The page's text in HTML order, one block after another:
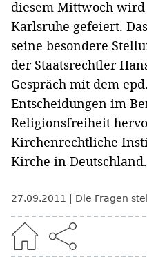
diesem Mittwoch
Karlsruhe gefeiert.
seine besondere
der Staatsrechtler
Gespräch mit dem
Entscheidungen im
Religionsfreiheit
Kirchenrechtliche
Kirche in Deutschland.
27.09.2011 Die Fragen